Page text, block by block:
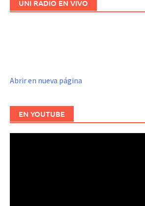
UNI RADIO EN VIVO
Abrir en nueva página
EN YOUTUBE